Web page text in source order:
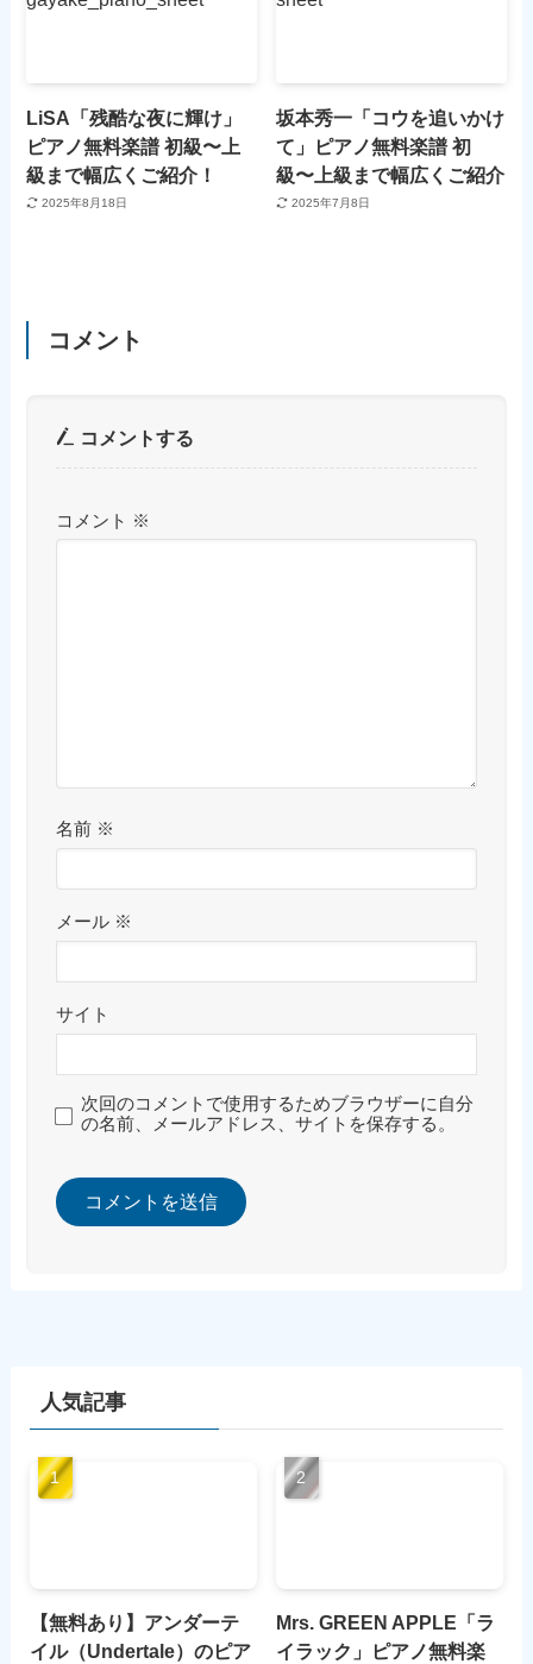
LiSA「残酷な夜に輝け」
ピアノ無料楽譜 初級〜上
級まで幅広くご紹介！
2025年8月18日
坂本秀一「コウを追いかけ
て」ピアノ無料楽譜 初
級〜上級まで幅広くご紹介
2025年7月8日
コメント
コメントする
コメント ※
名前 ※
メール ※
サイト
次回のコメントで使用するためブラウザーに自分
の名前、メールアドレス、サイトを保存する。
人気記事
【無料あり】アンダーテ
イル（Undertale）のピア
Mrs. GREEN APPLE「ラ
イラック」ピアノ無料楽